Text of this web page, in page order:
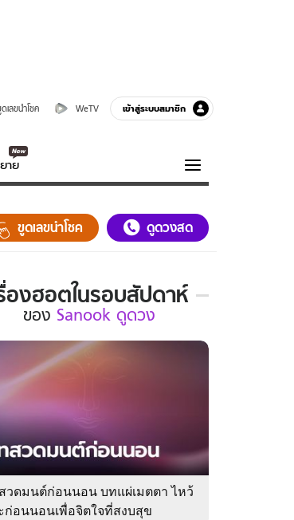
เลขนำโชค WeTV เข้าสู่ระบบสมาชิก
าย
ความรู้รอบตัว
ฮาวทู
ขูดเลขนำโชค ดูดวงสด
องฮอตในรอบสัปดาห์
ของ Sanook ดูดวง
วดมนต์ก่อนนอน บทแผ่เมตตา ไหว้
ก่อนนอนเพื่อจิตใจที่สงบสุข